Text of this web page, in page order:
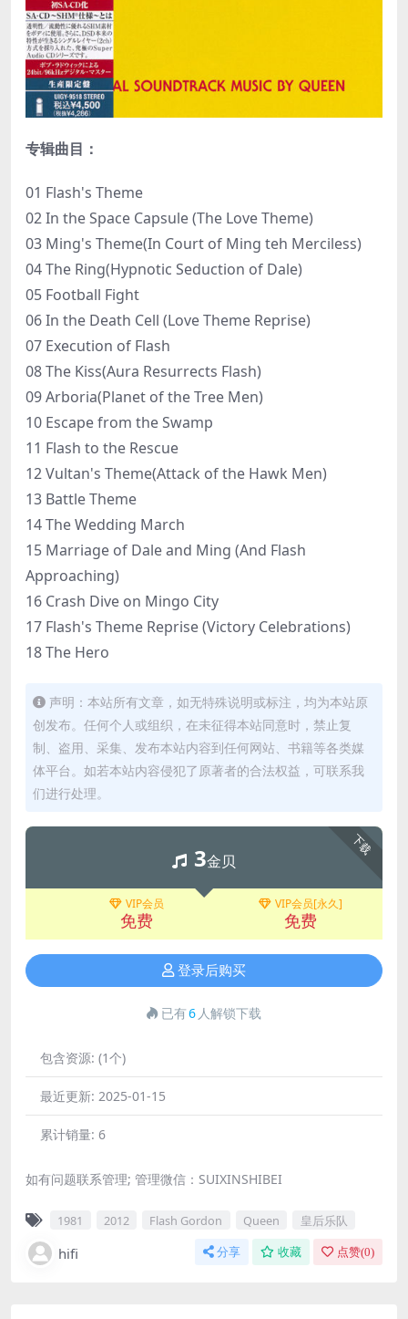
专辑曲目：
01 Flash's Theme
02 In the Space Capsule (The Love Theme)
03 Ming's Theme(In Court of Ming teh Merciless)
04 The Ring(Hypnotic Seduction of Dale)
05 Football Fight
06 In the Death Cell (Love Theme Reprise)
07 Execution of Flash
08 The Kiss(Aura Resurrects Flash)
09 Arboria(Planet of the Tree Men)
10 Escape from the Swamp
11 Flash to the Rescue
12 Vultan's Theme(Attack of the Hawk Men)
13 Battle Theme
14 The Wedding March
15 Marriage of Dale and Ming (And Flash
Approaching)
16 Crash Dive on Mingo City
17 Flash's Theme Reprise (Victory Celebrations)
18 The Hero
声明：本站所有文章，如无特殊说明或标注，均为本站原
创发布。任何个人或组织，在未征得本站同意时，禁止复
制、盗用、采集、发布本站内容到任何网站、书籍等各类媒
体平台。如若本站内容侵犯了原著者的合法权益，可联系我
们进行处理。
下载
3金贝
VIP会员
免费
VIP会员[永久]
免费
登录后购买
已有6 人解锁下载
包含资源: (1个)
最近更新: 2025-01-15
累计销量: 6
如有问题联系管理; 管理微信：SUIXINSHIBEI
1981 2012 Flash Gordon Queen 皇后乐队
hifi 分享 收藏 点赞(0)